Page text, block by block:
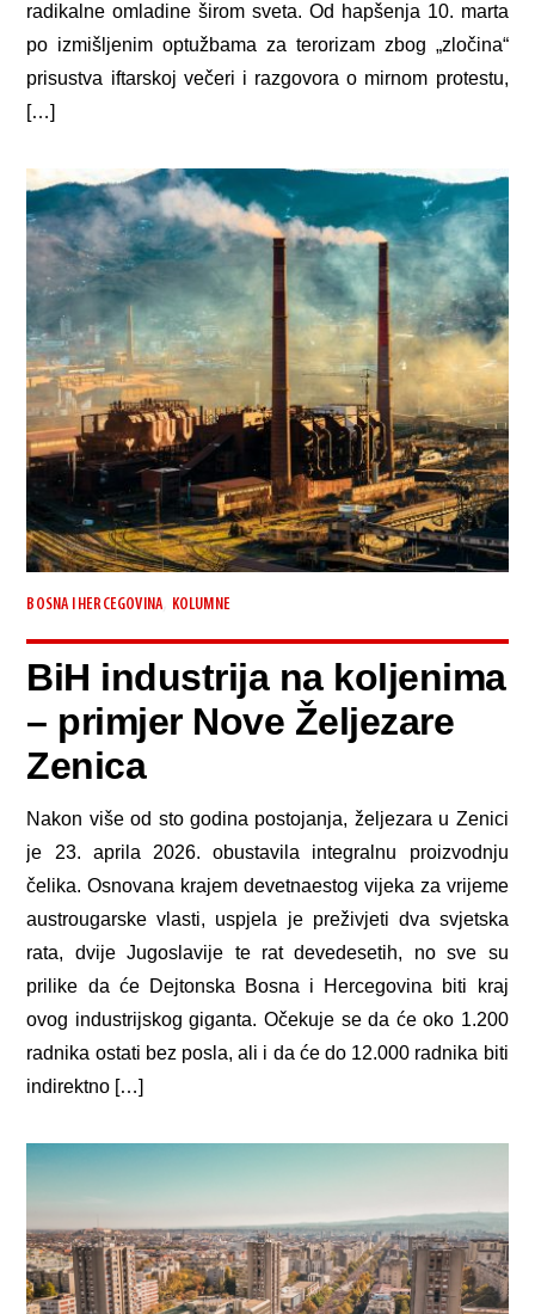
radikalne omladine širom sveta. Od hapšenja 10. marta
po izmišljenim optužbama za terorizam zbog „zločina“
prisustva iftarskoj večeri i razgovora o mirnom protestu,
[…]
BOSNA I HERCEGOVINA KOLUMNE
BiH industrija na koljenima
– primjer Nove Željezare
Zenica
Nakon više od sto godina postojanja, željezara u Zenici
je 23. aprila 2026. obustavila integralnu proizvodnju
čelika. Osnovana krajem devetnaestog vijeka za vrijeme
austrougarske vlasti, uspjela je preživjeti dva svjetska
rata, dvije Jugoslavije te rat devedesetih, no sve su
prilike da će Dejtonska Bosna i Hercegovina biti kraj
ovog industrijskog giganta. Očekuje se da će oko 1.200
radnika ostati bez posla, ali i da će do 12.000 radnika biti
indirektno […]